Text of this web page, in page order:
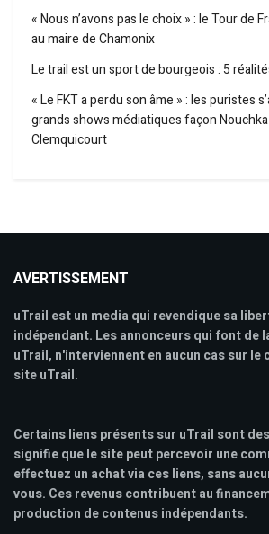
« Nous n’avons pas le choix » : le Tour de
au maire de Chamonix
Le trail est un sport de bourgeois : 5
« Le FKT a perdu son âme » : les puristes
grands shows médiatiques façon
Clemquicourt
AVERTISSEMENT
uTrail est un media qui revendique sa
indépendant. Les annonceurs qui font de
uTrail, n'interviennent en aucun cas sur
site uTrail.
Certains liens présents sur uTrail sont
signifie que le site peut percevoir une
effectuez un achat via ces liens, sans
vous. Ces revenus contribuent au
production de contenus indépendants.